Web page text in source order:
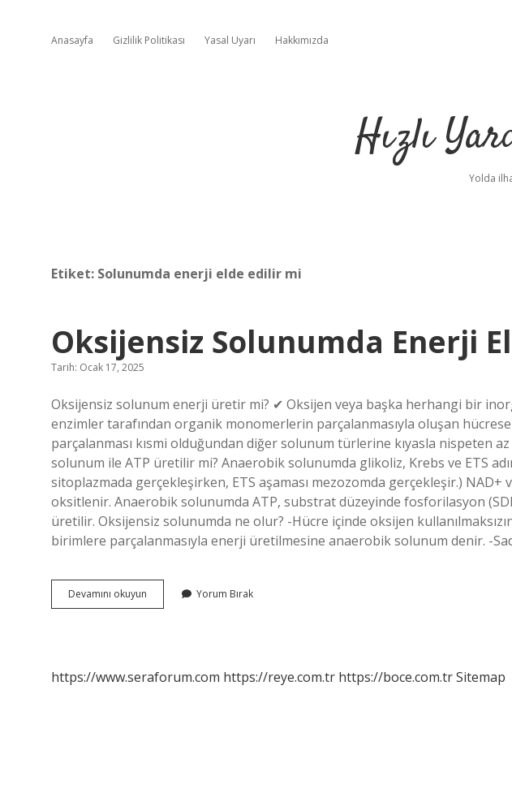
Anasayfa Gizlilik Politikası Yasal Uyarı Hakkımızda
Hızlı
Yolda
Etiket: Solunumda enerji elde edilir mi
Oksijensiz Solunumda Enerji
Tarih: Ocak 17, 2025
Oksijensiz solunum enerji üretir mi? ✔ Oksijen veya başka herhangi bir
enzimler tarafından organik monomerlerin parçalanmasıyla oluşan
parçalanması kısmi olduğundan diğer solunum türlerine kıyasla nispeten
solunum ile ATP üretilir mi? Anaerobik solunumda glikoliz, Krebs ve ETS
sitoplazmada gerçekleşirken, ETS aşaması mezozomda gerçekleşir.) NAD+
oksitlenir. Anaerobik solunumda ATP, substrat düzeyinde fosforilasyon
üretilir. Oksijensiz solunumda ne olur? -Hücre içinde oksijen
birimlere parçalanmasıyla enerji üretilmesine anaerobik solunum denir. -
Devamını okuyun Oksijensiz
Solunumda
Yorum Bırak
https://www.seraforum.com https://reye.com.tr https://boce.com.trSitemap